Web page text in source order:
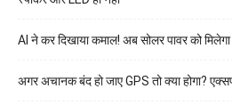
AI ने कर दिखाया कमाल! अब सोलर पावर को मिलेगा
अगर अचानक बंद हो जाए GPS तो क्या होगा?